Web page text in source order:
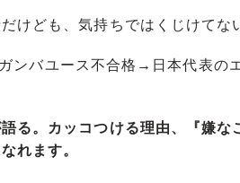
だけども、気持ちではくじけてな
ンバユース不合格→日本代表の
る。カッコつける理由、『嫌
れます。